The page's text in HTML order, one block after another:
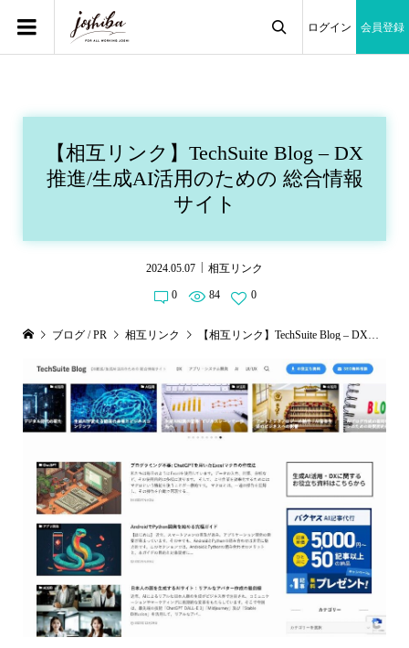
ログイン 会員登録
【相互リンク】TechSuite Blog – DX
推進/生成AI活用のための 総合情報
サイト
2024.05.07 相互リンク
0 84 0
ブログ / PR 相互リンク 【相互リンク】TechSuite Blog – DX推進/生成AI活用のための 総合情報サイト